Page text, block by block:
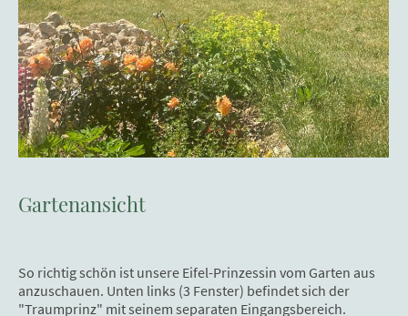
Gartenansicht
So richtig schön ist unsere Eifel-Prinzessin vom Garten aus
anzuschauen. Unten links (3 Fenster) befindet sich der
"Traumprinz" mit seinem separaten Eingangsbereich.